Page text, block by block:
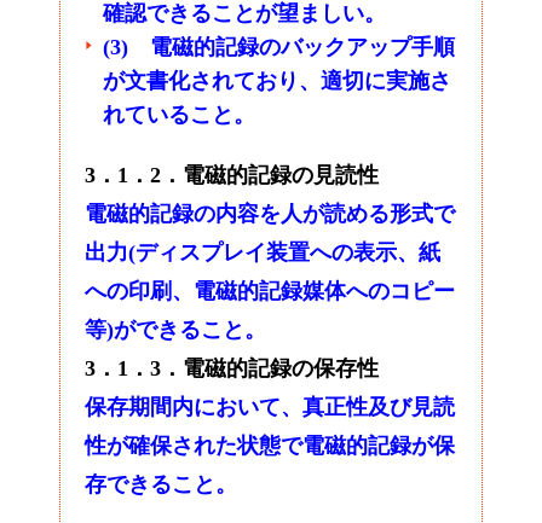
確認できることが望ましい。
(3) 電磁的記録のバックアップ手順
が文書化されており、適切に実施さ
れていること。
3．1．2．電磁的記録の見読性
電磁的記録の内容を人が読める形式で
出力(ディスプレイ装置への表示、紙
への印刷、電磁的記録媒体へのコピー
等)ができること。
3．1．3．電磁的記録の保存性
保存期間内において、真正性及び見読
性が確保された状態で電磁的記録が保
存できること。